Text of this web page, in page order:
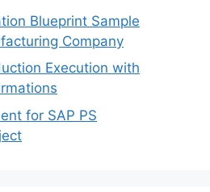
Blueprint Sample
Company
Execution with
for SAP PS